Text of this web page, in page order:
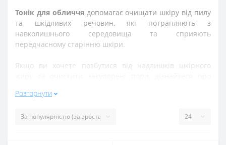
Тонік для обличчя допомагає очищати шкіру від пилу
та шкідливих речовин, які потрапляють з
навколишнього середовища та сприяють
передчасному старінню шкіри.
Якщо ви хочете позбутися від надлишків шкірного
свій тип шкіри:
Розгорнути